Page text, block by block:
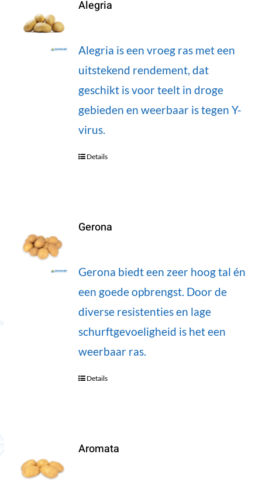
Alegria
Alegria is een vroeg ras met een
uitstekend rendement, dat
geschikt is voor teelt in droge
gebieden en weerbaar is tegen Y-
virus.
Details
Gerona
Gerona biedt een zeer hoog tal én
een goede opbrengst. Door de
diverse resistenties en lage
schurftgevoeligheid is het een
weerbaar ras.
Details
Aromata